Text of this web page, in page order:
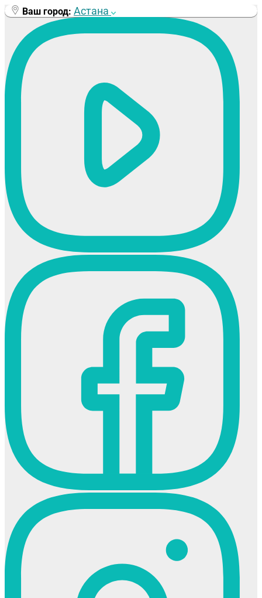
Перейти
содержимому
Ваш город: Астана